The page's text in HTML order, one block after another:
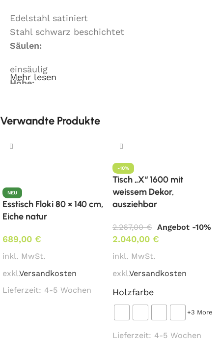
Edelstahl satiniert
Stahl schwarz beschichtet
Säulen:
einsäulig
Höhe:
maximale Tischplattengröße:
Breite: 80 cm x Länge 80 cm
Bodenplatte: Breite: 45 cm x 45 cm
Säule: Breite 6 cm x Länge 6 cm
Besonderheit:
Niveau-Ausgleichsschraube
Mindestbestellmenge:
1 Stk.
Lieferzeit:
derzeit lagernd – aktuelle Lagermenge bitte
Mehr lesen
Verwandte Produkte
NEU
Esstisch Floki 80 × 140 cm,
Eiche natur
689,00 €
inkl. MwSt.
exkl.Versandkosten
Lieferzeit: 4-5 Wochen
-10%
Tisch „X“ 1600 mit
weissem Dekor,
ausziehbar
2.267,00€ Angebot -10%
2.040,00 €
inkl. MwSt.
exkl.Versandkosten
Holzfarbe
+3 More
Lieferzeit: 4-5 Wochen